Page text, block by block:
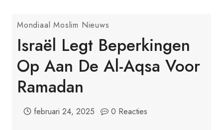
Mondiaal Moslim Nieuws
Israël Legt Beperkingen
Op Aan De Al-Aqsa Voor
Ramadan
februari 24, 2025 0 Reacties